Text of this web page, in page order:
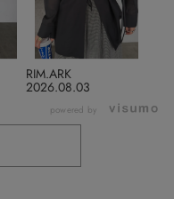
2026.08.03
RIM.ARK
powered by